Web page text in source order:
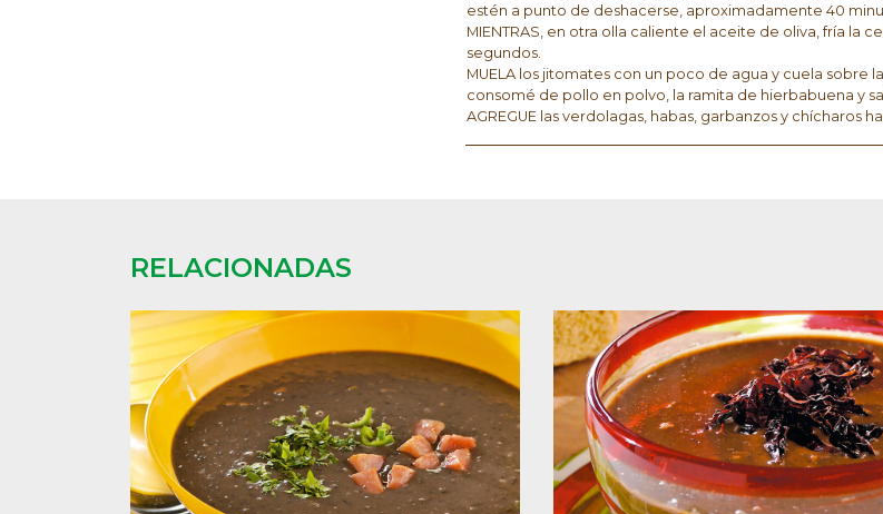
estén a punto de deshacerse, aproximadamente 40
MIENTRAS, en otra olla caliente el aceite de oliva, fría la
segundos.
MUELA los jitomates con un poco de agua y cuela sobre
consomé de pollo en polvo, la ramita de hierbabuena y
AGREGUE las verdolagas, habas, garbanzos y chícharos
RELACIONADAS